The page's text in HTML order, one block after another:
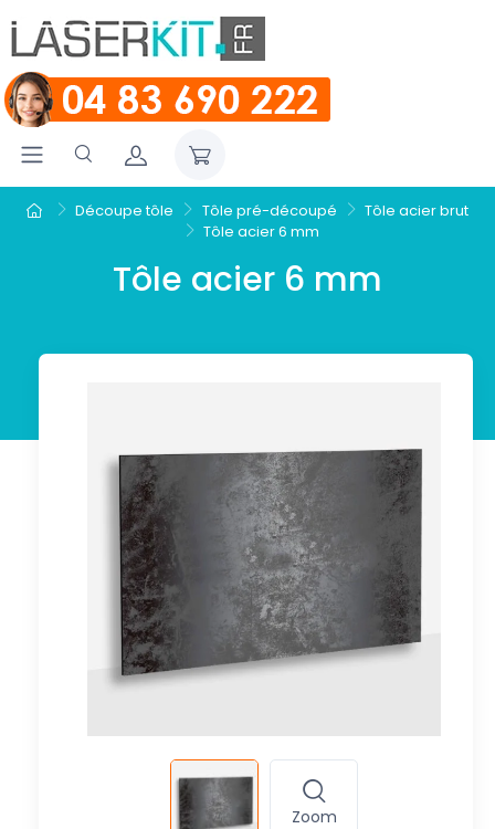
Découpe tôle Tôle pré-découpé
Tôle acier brut
Tôle acier 6 mm
Tôle acier 6 mm
Zoom